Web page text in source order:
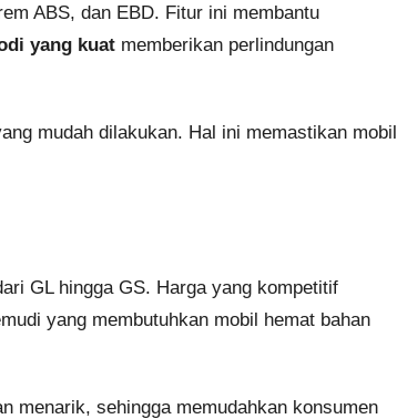
ABS, dan EBD. Fitur ini membantu
yang kuat memberikan perlindungan
mudah dilakukan. Hal ini memastikan mobil
GL hingga GS. Harga yang kompetitif
yang membutuhkan mobil hemat bahan
menarik, sehingga memudahkan konsumen